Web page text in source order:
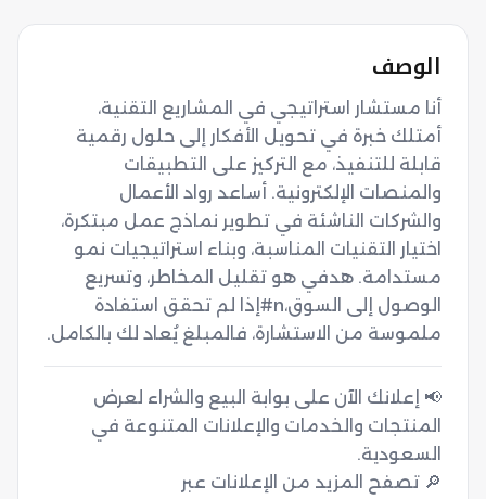
الوصف
ملموسة من الاستشارة، فالمبلغ يُعاد لك بالكامل.
📢 إعلانك الآن على بوابة البيع والشراء لعرض
المنتجات والخدمات والإعلانات المتنوعة في
🔎 تصفح المزيد من الإعلانات عبر